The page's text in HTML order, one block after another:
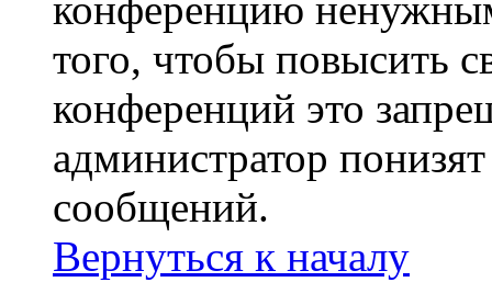
конференцию
того, чтобы повысить
конференций это
администратор
сообщений.
Вернуться к началу